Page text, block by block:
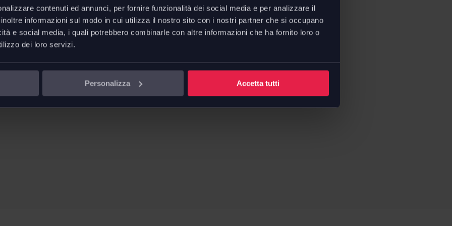
contenuti ed annunci, per fornire funzionalità dei social media e per analizzare il
informazioni sul modo in cui utilizza il nostro sito con i nostri partner che si occupano
e social media, i quali potrebbero combinarle con altre informazioni che ha fornito loro o
dei loro servizi.
Personalizza Accetta tutti